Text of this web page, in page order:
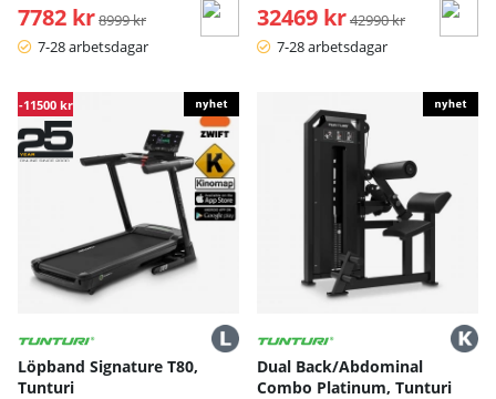
7782 kr Ordinarie pris:
8999 kr
7-28 arbetsdagar
32469 kr Ordinarie pris:
42990 kr
7-28 arbetsdagar
-11500 kr
Löpband Signature T80,
Tunturi
Dual Back/Abdominal
Combo Platinum, Tunturi